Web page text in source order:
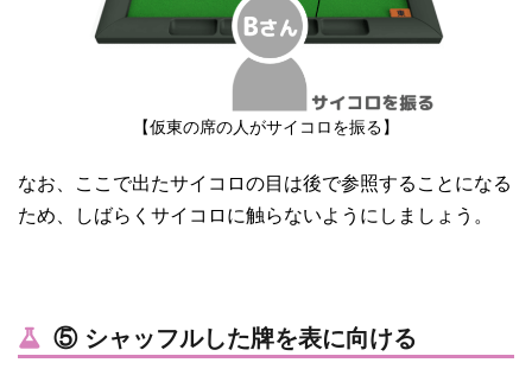
【仮東の席の人がサイコロを振る】
なお、ここで出たサイコロの目は後で参照することになる
ため、しばらくサイコロに触らないようにしましょう。
⑤ シャッフルした牌を表に向ける